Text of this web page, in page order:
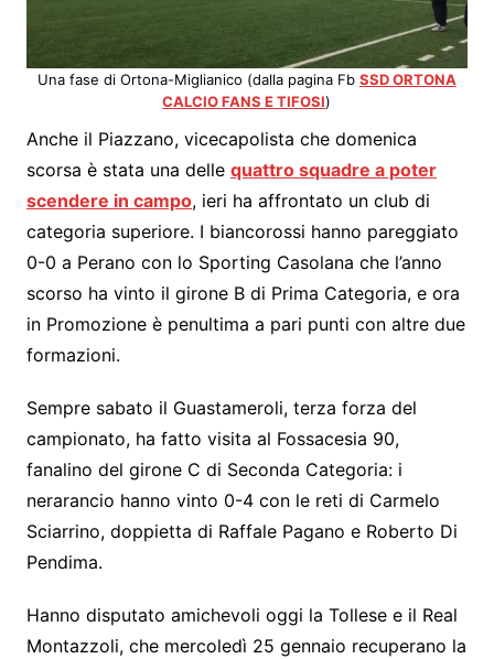
Una fase di Ortona-Miglianico (dalla pagina Fb SSD ORTONA
CALCIO FANS E TIFOSI)
Anche il Piazzano, vicecapolista che domenica
scorsa è stata una delle quattro squadre a poter
scendere in campo, ieri ha affrontato un club di
categoria superiore. I biancorossi hanno pareggiato
0-0 a Perano con lo Sporting Casolana che l’anno
scorso ha vinto il girone B di Prima Categoria, e ora
in Promozione è penultima a pari punti con altre due
formazioni.
Sempre sabato il Guastameroli, terza forza del
campionato, ha fatto visita al Fossacesia 90,
fanalino del girone C di Seconda Categoria: i
nerarancio hanno vinto 0-4 con le reti di Carmelo
Sciarrino, doppietta di Raffale Pagano e Roberto Di
Pendima.
Hanno disputato amichevoli oggi la Tollese e il Real
Montazzoli, che mercoledì 25 gennaio recuperano la